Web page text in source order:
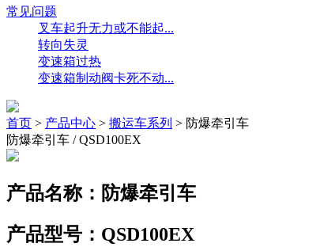
常见问题
叉车起升无力或不能起...
转向失灵
变速箱过热
变速箱制动阀卡死不动...
首页 > 产品中心 > 搬运车系列 > 防爆牵引车
防爆牵引车 / QSD100EX
产品名称： 防爆牵引车
产品型号： QSD100EX